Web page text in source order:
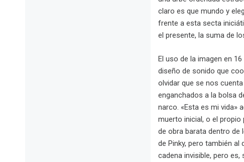
claro es que mundo y
frente a esta secta
el presente, la suma de
El uso de la imagen en
diseño de sonido que
olvidar que se nos
enganchados a la bolsa
narco. «Esta es mi vida»
muerto inicial, o el propio
de obra barata dentro de
de Pinky, pero también
cadena invisible, pero